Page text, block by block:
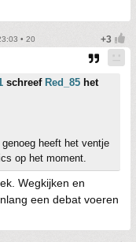
• 20
schreef Red_85 het
heeft het ventje
op het moment.
Wegkijken en
een debat voeren